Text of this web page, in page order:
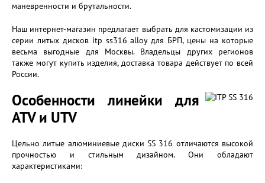
маневренности и брутальности.
Наш интернет-магазин предлагает выбрать для кастомизации из
серии литых дисков itp ss316 alloy для БРП, цены на которые
весьма выгодные для Москвы. Владельцы других регионов
также могут купить изделия, доставка товара действует по всей
России.
Особенности линейки для
ATV и UTV
Цельно литые алюминиевые диски SS 316 отличаются высокой
прочностью и стильным дизайном. Они обладают
характеристиками: